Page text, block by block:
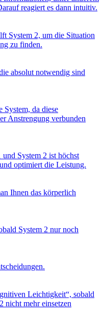
reagiert es dann intuitiv.
System 2, um die Situation
zu finden.
absolut notwendig sind
System, da diese
Anstrengung verbunden
System 2 ist höchst
optimiert die Leistung.
Ihnen das körperlich
System 2 nur noch
Leichtigkeit“, sobald
nicht mehr einsetzen